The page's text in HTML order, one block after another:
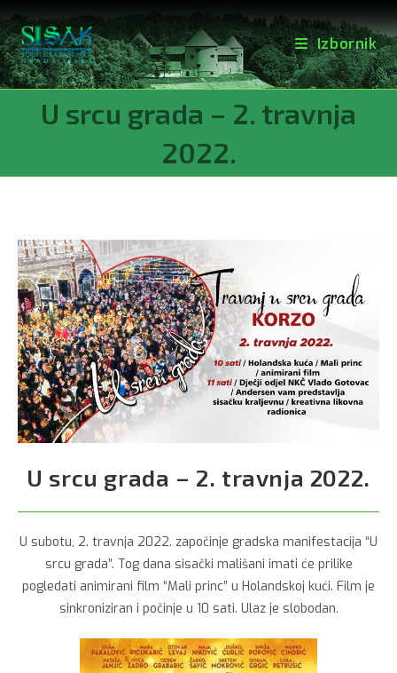
Izbornik
U srcu grada – 2. travnja
2022.
U srcu grada – 2. travnja 2022.
U subotu, 2. travnja 2022. započinje gradska manifestacija “U
srcu grada”. Tog dana sisački mališani imati će prilike
pogledati animirani film “Mali princ” u Holandskoj kući. Film je
sinkroniziran i počinje u 10 sati. Ulaz je slobodan.